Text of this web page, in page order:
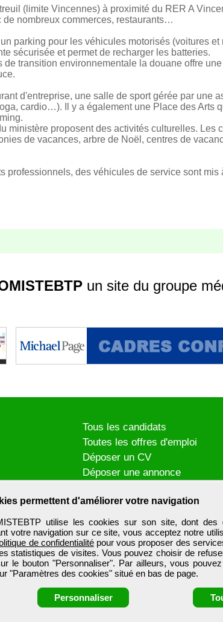
(limite Vincennes) à proximité du RER A
de nombreux commerces, restaurants…
parking pour les véhicules motorisés (voitures
sécurisée et permet de recharger les batteries.
de transition environnementale la douane offre
d'entreprise, une salle de sport gérée par une
cardio…). Il y a également une Place des Arts
ministère proposent des activités culturelles. Les
de vacances, arbre de Noël, centres de
professionnels, des véhicules de service sont mis
permettent d'améliorer votre navigation
utilise les cookies sur son site, dont des
votre navigation sur ce site, vous acceptez notre
de confidentialitépour vous proposer des
statistiques de visites. Vous pouvez choisir de
le bouton "Personnaliser". Par ailleurs, vous
"Paramètres des cookies" situé en bas de page.
Personnaliser
un site du groupe
Tous les candidats
Toutes les offres d'emploi
Déposer un CV
Déposer une annonce